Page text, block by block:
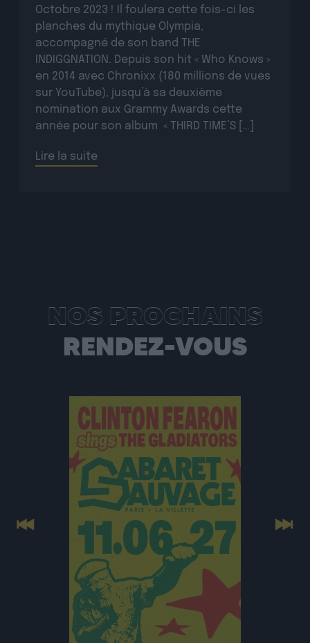
Octobre 2023 ! Il foulera cette fois-ci les
planches du mythique Olympia,
accompagné de son band THE
INDIGGNATION. Depuis son hit « Who Knows »
en 2014 avec Chronixx (180 millions de vues
sur YouTube), jusqu’à sa deuxième
nomination aux Grammy Awards cette
année pour son album « THIRD TIME’S […]
Lire la suite
NOS PROCHAINS
RENDEZ-VOUS
Previous Next